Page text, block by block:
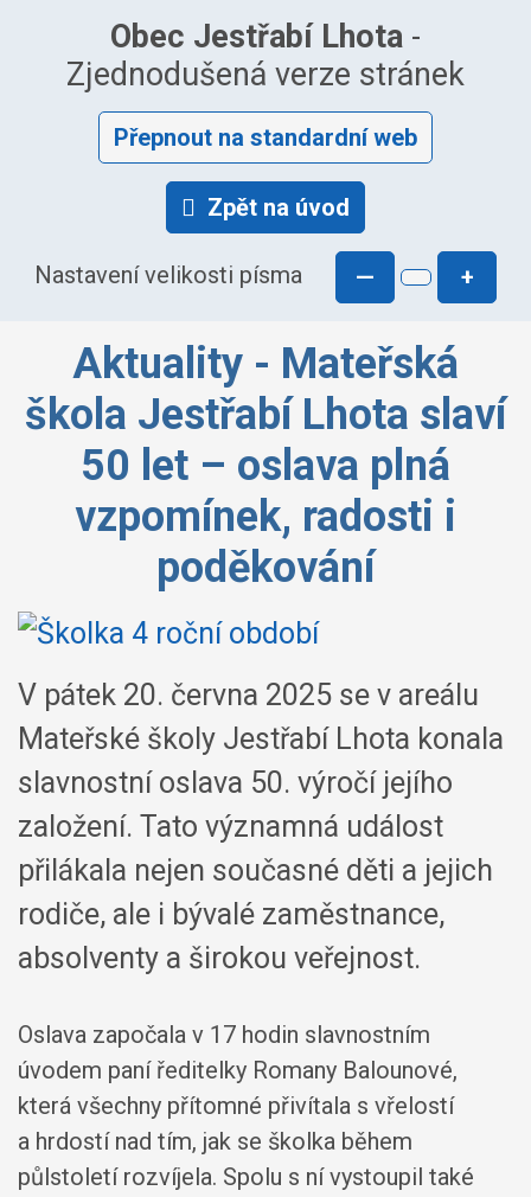
Obec Jestřabí Lhota -
Zjednodušená verze stránek
Přepnout na standardní web
Zpět na úvod
Nastavení velikosti písma — +
Aktuality - Mateřská
škola Jestřabí Lhota slaví
50 let – oslava plná
vzpomínek, radosti i
poděkování
V pátek 20. června 2025 se v areálu
Mateřské školy Jestřabí Lhota konala
slavnostní oslava 50. výročí jejího
založení. Tato významná událost
přilákala nejen současné děti a jejich
rodiče, ale i bývalé zaměstnance,
absolventy a širokou veřejnost.
Oslava započala v 17 hodin slavnostním
úvodem paní ředitelky Romany Balounové,
která všechny přítomné přivítala s vřelostí
a hrdostí nad tím, jak se školka během
půlstoletí rozvíjela. Spolu s ní vystoupil také